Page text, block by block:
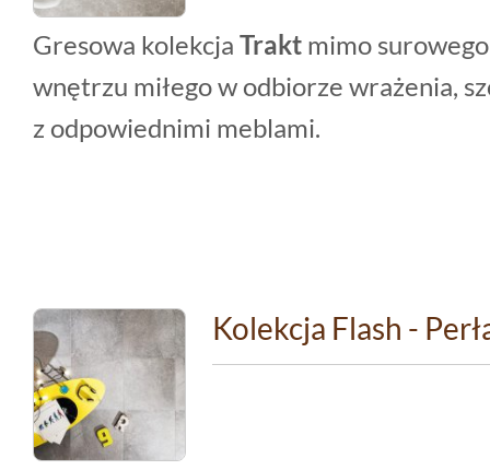
Gresowa kolekcja Trakt mimo
wnętrzu miłego w odbiorze wrażenia,
z odpowiednimi meblami.
Kolekcja Flash -